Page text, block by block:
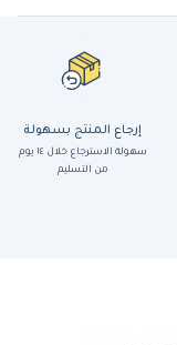
إرجاع المنتج بسهولة
سهولة الاسترجاع خلال ١٤ يوم
من التسليم